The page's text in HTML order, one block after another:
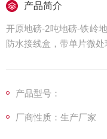
产品简介
开原地磅-2吨地磅-铁岭
防水接线盒，带单片微
产品型号：
厂商性质：生产厂家